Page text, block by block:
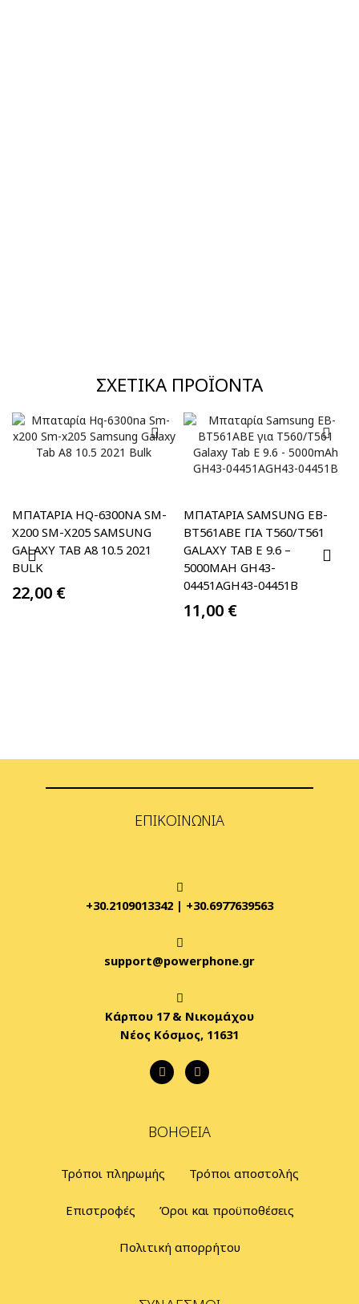
ΣΧΕΤΙΚΆ ΠΡΟΪΌΝΤΑ
MΠΑΤΑΡΊΑ HQ-6300NA SM-
X200 SM-X205 SAMSUNG
GALAXY TAB A8 10.5 2021
BULK
22,00 €
ΜΠΑΤΑΡΊΑ SAMSUNG EB-
BT561ABE ΓΙΑ T560/T561
GALAXY TAB E 9.6 –
5000MAH GH43-
04451AGH43-04451B
11,00 €
ΕΠΙΚΟΙΝΩΝΊΑ
+30.2109013342 | +30.6977639563
support@powerphone.gr
Κάρπου 17 & Νικομάχου
Νέος Κόσμος, 11631
ΒΟΉΘΕΙΑ
Τρόποι πληρωμής Τρόποι αποστολής
Επιστροφές Όροι και προϋποθέσεις
Πολιτική απορρήτου